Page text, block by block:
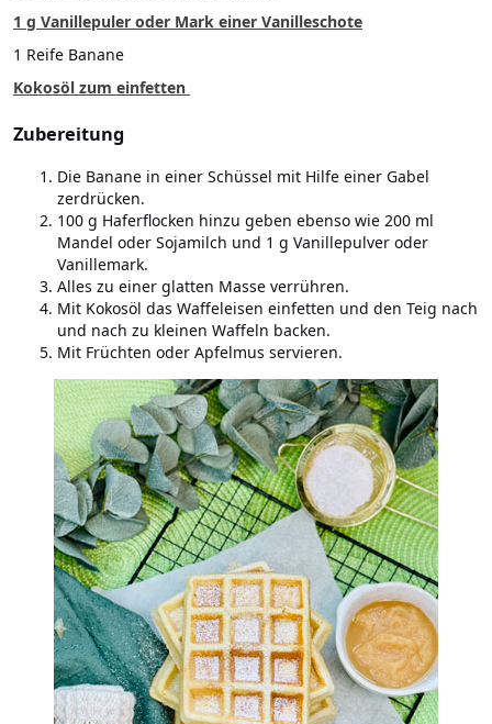
1 g Vanillepuler oder Mark einer Vanilleschote
1 Reife Banane
Kokosöl zum einfetten
Zubereitung
Die Banane in einer Schüssel mit Hilfe einer Gabel
zerdrücken.
100 g Haferflocken hinzu geben ebenso wie 200 ml
Mandel oder Sojamilch und 1 g Vanillepulver oder
Vanillemark.
Alles zu einer glatten Masse verrühren.
Mit Kokosöl das Waffeleisen einfetten und den Teig nach
und nach zu kleinen Waffeln backen.
Mit Früchten oder Apfelmus servieren.